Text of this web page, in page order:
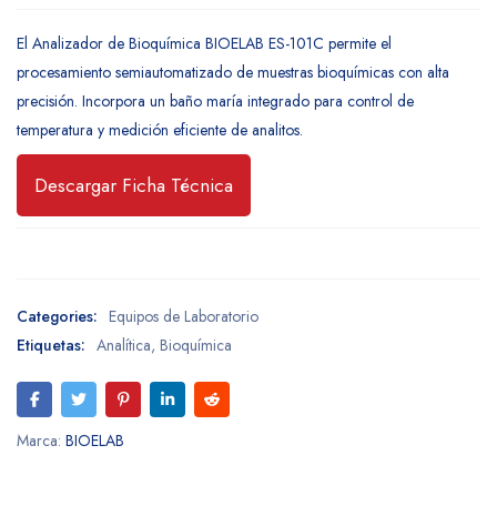
El Analizador de Bioquímica BIOELAB ES-101C permite el
procesamiento semiautomatizado de muestras bioquímicas con alta
precisión. Incorpora un baño maría integrado para control de
temperatura y medición eficiente de analitos.
Descargar Ficha Técnica
Categories: Equipos de Laboratorio
Etiquetas: Analítica, Bioquímica
Marca: BIOELAB